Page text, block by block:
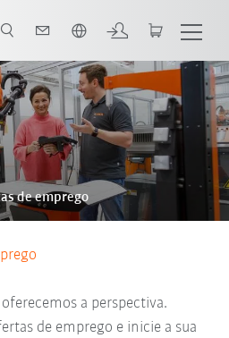
de emprego
a perspectiva.
de emprego e inicie a sua